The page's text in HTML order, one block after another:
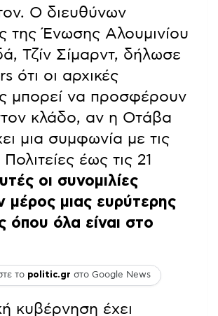
Ο διευθύνων
της Ένωσης Αλουμινίου
Τζίν Σίμαρντ, δήλωσε
ότι οι αρχικές
μπορεί να προσφέρουν
κλάδο, αν η Οτάβα
μια συμφωνία με τις
έως τις 21
οι συνομιλίες
μέρος μιας ευρύτερης
όπου όλα είναι στο
το politic.gr στο Google News
κυβέρνηση έχει